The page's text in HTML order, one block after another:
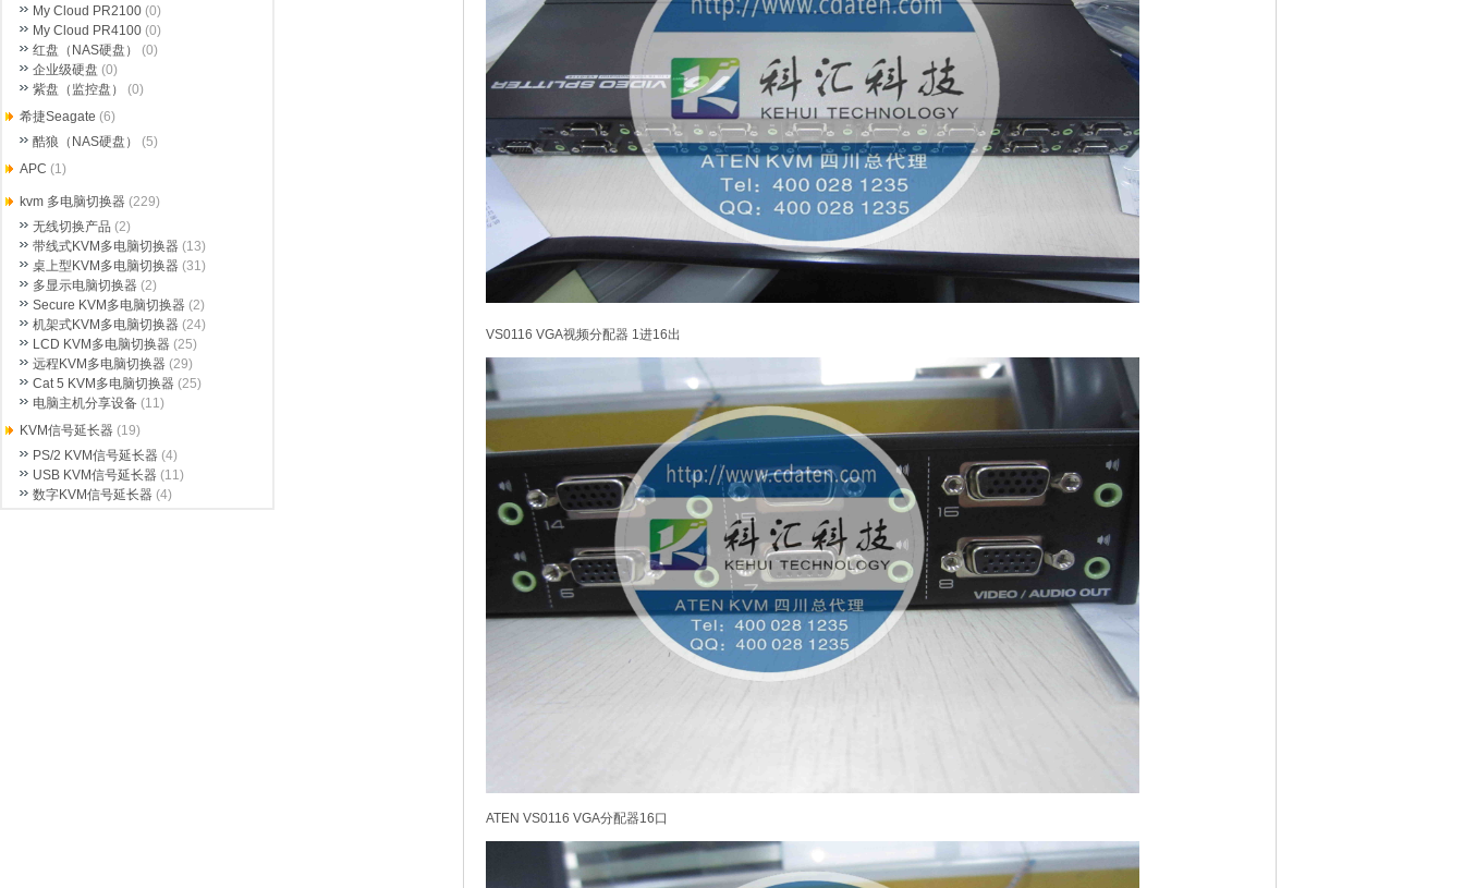
VS0116 VGA视频分配器 1进16出
ATEN VS0116 VGA分配器16口
My Cloud PR2100 (0)
My Cloud PR4100 (0)
红盘（NAS硬盘）
(0)
企业级硬盘 (0)
紫盘（监控盘）
(0)
希捷Seagate (6)
酷狼（NAS硬盘）
(5)
APC (1)
kvm 多电脑切换器 (229)
无线切换产品 (2)
带线式KVM多电脑切换器 (13)
桌上型KVM多电脑切换器 (31)
多显示电脑切换器 (2)
Secure KVM多电脑切换器 (2)
机架式KVM多电脑切换器 (24)
LCD KVM多电脑切换器 (25)
远程KVM多电脑切换器 (29)
Cat 5 KVM多电脑切换器 (25)
电脑主机分享设备 (11)
KVM信号延长器 (19)
PS/2 KVM信号延长器 (4)
USB KVM信号延长器 (11)
数字KVM信号延长器 (4)